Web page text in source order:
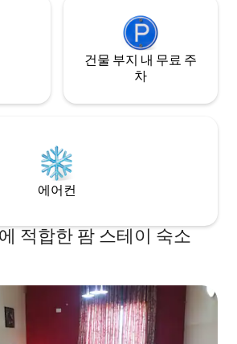
건물 부지 내 무료 주
차
에어컨
적합한 팜 스테이 숙소